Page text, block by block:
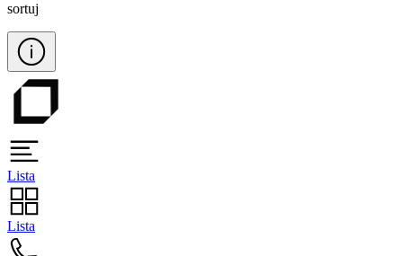
sortuj
Lista
Lista